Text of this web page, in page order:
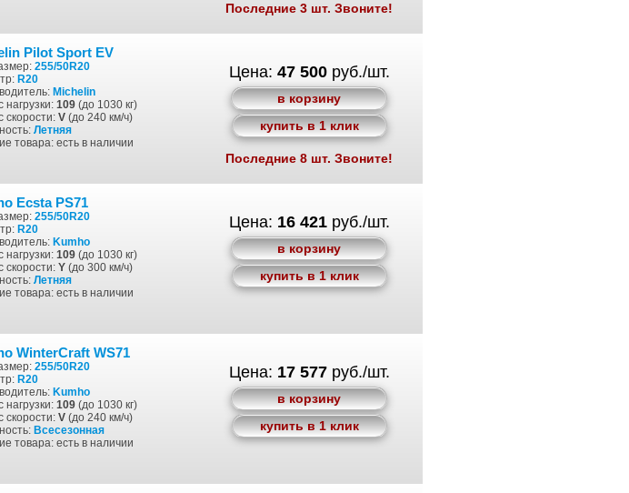
Последние 3 шт. Звоните!
Pilot Sport EV
255/50R20
R20
Michelin
нагрузки: 109 (до 1030 кг)
скорости: V (до 240 км/ч)
Летняя
товара: есть в наличии
Цена: 47 500руб./шт.
в корзину
купить в 1 клик
Последние 8 шт. Звоните!
Ecsta PS71
255/50R20
R20
Kumho
нагрузки: 109 (до 1030 кг)
скорости: Y (до 300 км/ч)
Летняя
товара: есть в наличии
Цена: 16 421руб./шт.
в корзину
купить в 1 клик
WinterCraft WS71
255/50R20
R20
Kumho
нагрузки: 109 (до 1030 кг)
скорости: V (до 240 км/ч)
Всесезонная
товара: есть в наличии
Цена: 17 577руб./шт.
в корзину
купить в 1 клик